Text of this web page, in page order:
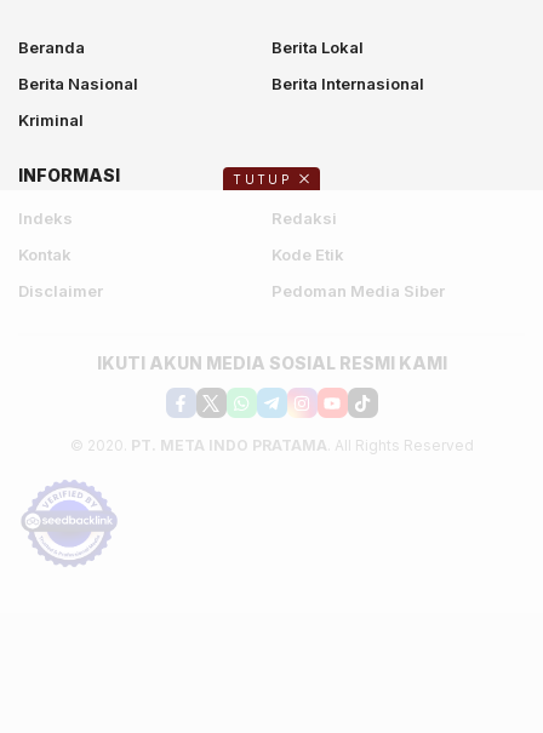
Beranda
Berita Lokal
Berita Nasional
Berita Internasional
Kriminal
INFORMASI
Indeks
Redaksi
Kontak
Kode Etik
Disclaimer
Pedoman Media Siber
IKUTI AKUN MEDIA SOSIAL RESMI KAMI
© 2020. PT. META INDO PRATAMA . All Rights Reserved
TUTUP